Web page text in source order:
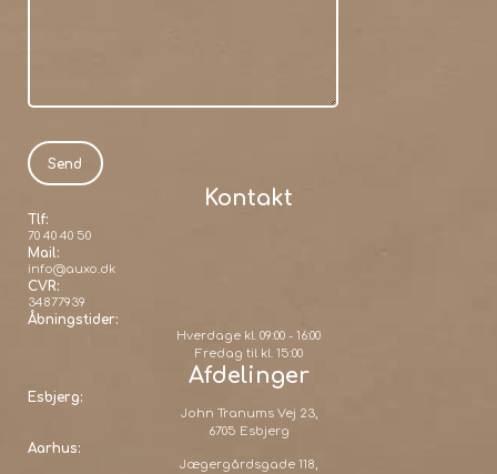
Kontakt
Tlf:
70 40 40 50
Mail:
info@auxo.dk
CVR:
34877939
Åbningstider:
Hverdage kl. 09:00 - 16:00
Fredag til kl. 15:00
Afdelinger
Esbjerg:
John Tranums Vej 23,
6705 Esbjerg
Aarhus:
Jægergårdsgade 118,